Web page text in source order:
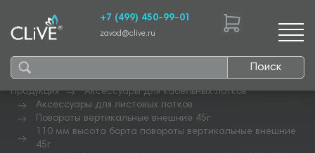
Поиск
+7 (499) 450-99-01
zavod@clive.ru
Продукция
Аксессуары для кабельных лотков
Аксессуары для листовых лотков
Повороты вертикальные внешние 45г
110 мм высота борта повороты вертикальные внешние
45г